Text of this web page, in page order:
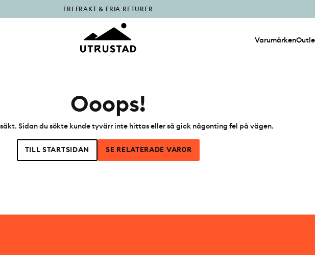
FRI FRAKT & FRIA RETURER
PÅFYLLT I OUTLET
Varumärken
Ooops!
Sidan du sökte kunde tyvärr inte hittas eller så gick någonting fel på vägen.
TILL STARTSIDAN SE RELATERADE VAR0R